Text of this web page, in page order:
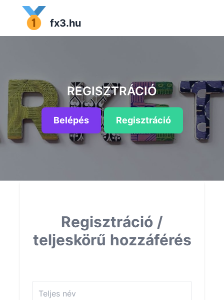
fx3.hu
REGISZTRÁCIÓ
Belépés Regisztráció
Regisztráció /
teljeskörű hozzáférés